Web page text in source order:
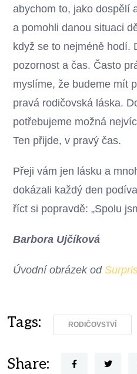
abychom to, jako dospělí
a pomohli danou situaci
když se to nejméně hodí.
pozornost a čas. Často
myslíme, že budeme mít
pravá rodičovská láska.
potřebujeme možná
Ten přijde, v pravý čas.
Přeji vám jen lásku a
dokázali každý den
říct si popravdě: „Spolu
Barbora Ujčíková
Úvodní obrázek od
Tags: RODIČOVSTVÍ
Share: